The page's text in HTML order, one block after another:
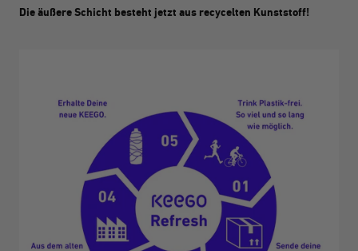
Die äußere Schicht besteht jetzt aus recycelten Kunststoff!